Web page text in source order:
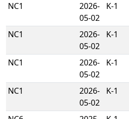
NC1
2026-
05-02
K-1
NC1
2026-
05-02
K-1
NC1
2026-
05-02
K-1
NC1
2026-
05-02
K-1